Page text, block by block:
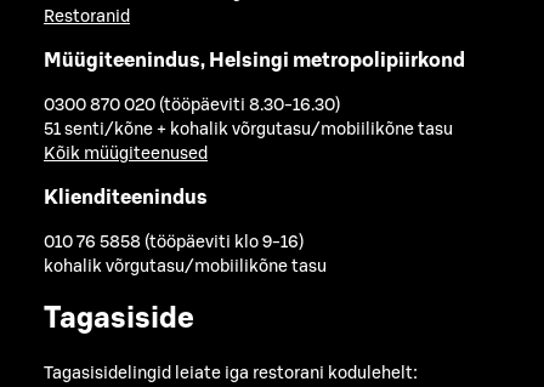
Restoranid
Müügiteenindus, Helsingi metropolipiirkond
0300 870 020 (tööpäeviti 8.30-16.30)
51 senti/kõne + kohalik võrgutasu/mobiilikõne tasu
Kõik müügiteenused
Klienditeenindus
010 76 5858 (tööpäeviti klo 9-16)
kohalik võrgutasu/mobiilikõne tasu
Tagasiside
Tagasisidelingid leiate iga restorani kodulehelt: